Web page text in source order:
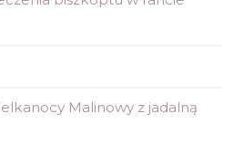
Malinowy z jadalną